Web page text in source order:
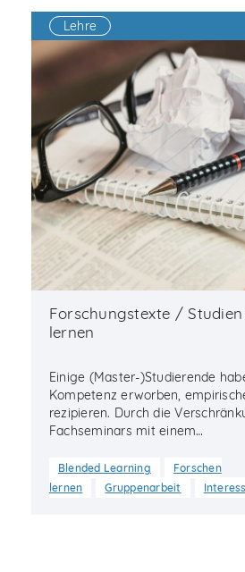
Lehre
Forschungstexte /
lernen
Einige (Master-)Studierende
Kompetenz erworben,
rezipieren. Durch die
Fachseminars mit einem…
Blended Learning
Forschen
lernen
Gruppenarbeit